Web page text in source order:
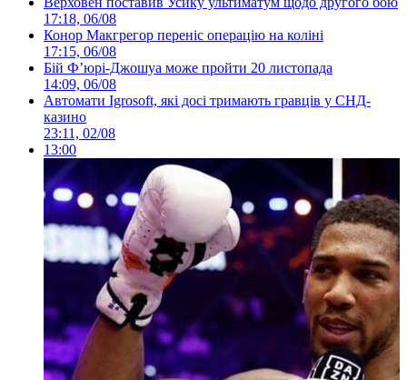
17:18, 06/08
Конор Макгрегор переніс операцію на коліні
17:15, 06/08
Бій Ф’юрі-Джошуа може пройти 20 листопада
14:09, 06/08
Автомати Igrosoft, які досі тримають гравців у СНД-
казино
23:11, 02/08
13:00